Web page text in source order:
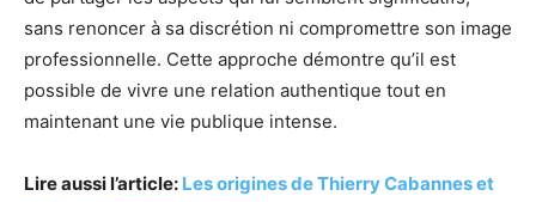
sans renoncer à sa discrétion ni compromettre son image
professionnelle. Cette approche démontre qu’il est
possible de vivre une relation authentique tout en
maintenant une vie publique intense.
Lire aussi l’article: Les origines de Thierry Cabannes et